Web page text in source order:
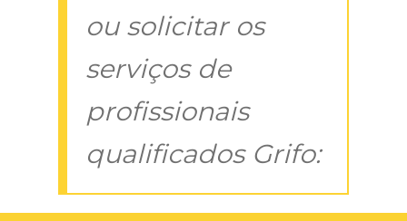
ou solicitar os
serviços de
profissionais
qualificados Grifo: